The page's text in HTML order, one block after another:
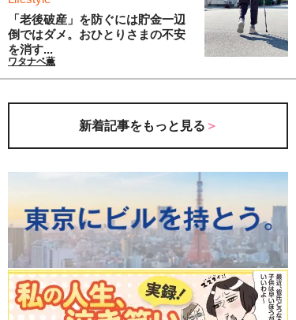
「老後破産」を防ぐには貯金一辺
倒ではダメ。おひとりさまの不安
を消す...
ワタナベ薫
新着記事をもっと見る